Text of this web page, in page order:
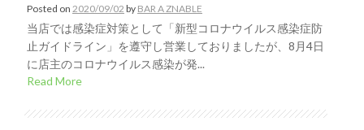
Posted on 2020/09/02 by BAR A ZNABLE
当店では感染症対策として「新型コロナウイルス感染症防
止ガイドライン」を遵守し営業しておりましたが、8月4日
に店主のコロナウイルス感染が発...
Read More